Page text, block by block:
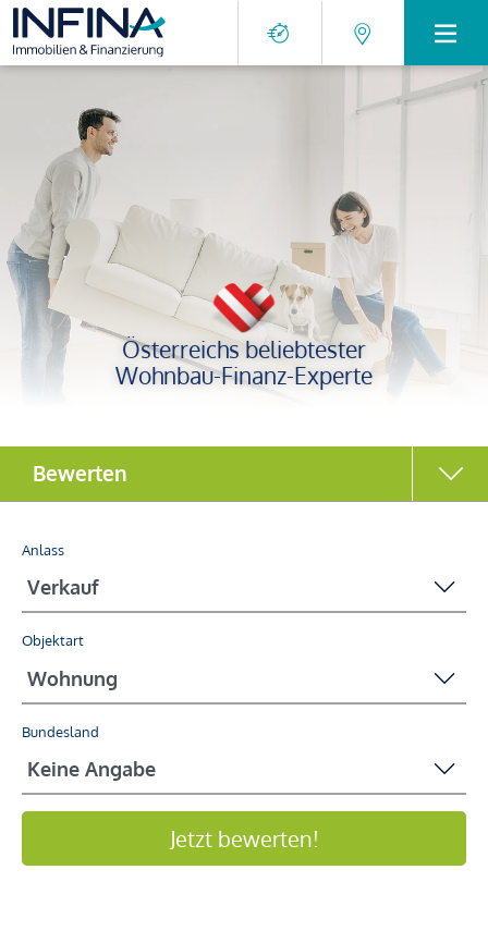
Österreichs beliebtester
Wohnbau-Finanz-Experte
Anlass
Objektart
Bundesland
Jetzt bewerten!
Bewerten